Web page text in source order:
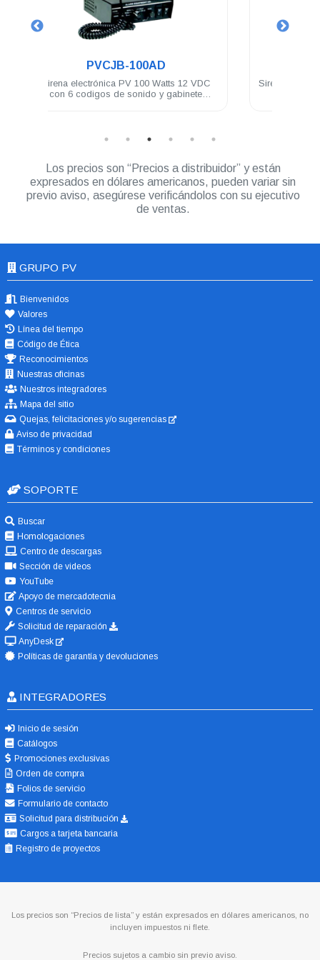
PVCJB-HT85
Sirena electrónica PV 100 Watts controlador
remoto
Los precios son “Precios a distribuidor” y están
expresados en dólares americanos, pueden variar sin
previo aviso, asegúrese verificándolos con su ejecutivo
de ventas.
GRUPO PV
Bienvenidos
Valores
Línea del tiempo
Código de Ética
Reconocimientos
Nuestras oficinas
Nuestros integradores
Mapa del sitio
Quejas, felicitaciones y/o sugerencias
Aviso de privacidad
Términos y condiciones
SOPORTE
Buscar
Homologaciones
Centro de descargas
Sección de videos
YouTube
Apoyo de mercadotecnia
Centros de servicio
Solicitud de reparación
AnyDesk
Políticas de garantía y devoluciones
INTEGRADORES
Inicio de sesión
Catálogos
Promociones exclusivas
Orden de compra
Folios de servicio
Formulario de contacto
Solicitud para distribución
Cargos a tarjeta bancaria
Registro de proyectos
Los precios son “Precios de lista” y están expresados en dólares americanos, no
incluyen impuestos ni flete.
Precios sujetos a cambio sin previo aviso.